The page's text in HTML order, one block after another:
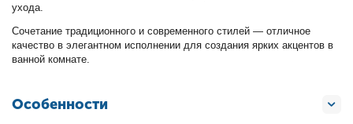
ухода.
Сочетание традиционного и современного стилей — отличное
качество в элегантном исполнении для создания ярких акцентов в
ванной комнате.
Особенности